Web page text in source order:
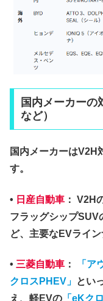
国内メーカーの
など）
国内メーカーはV2H
す。
• 日産自動車 ： V2H
フラッグシップSUV
ど、主要なEVライ
• 三菱自動車 ： 「ア
クロスPHEV」 とい
え、軽EVの 「eKク